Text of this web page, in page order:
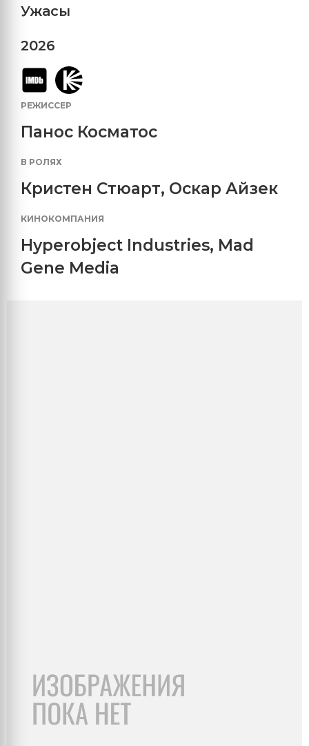
Ужасы
2026
РЕЖИССЕР
Панос Косматос
В РОЛЯХ
Кристен Стюарт, Оскар Айзек
КИНОКОМПАНИЯ
Hyperobject Industries, Mad
Gene Media